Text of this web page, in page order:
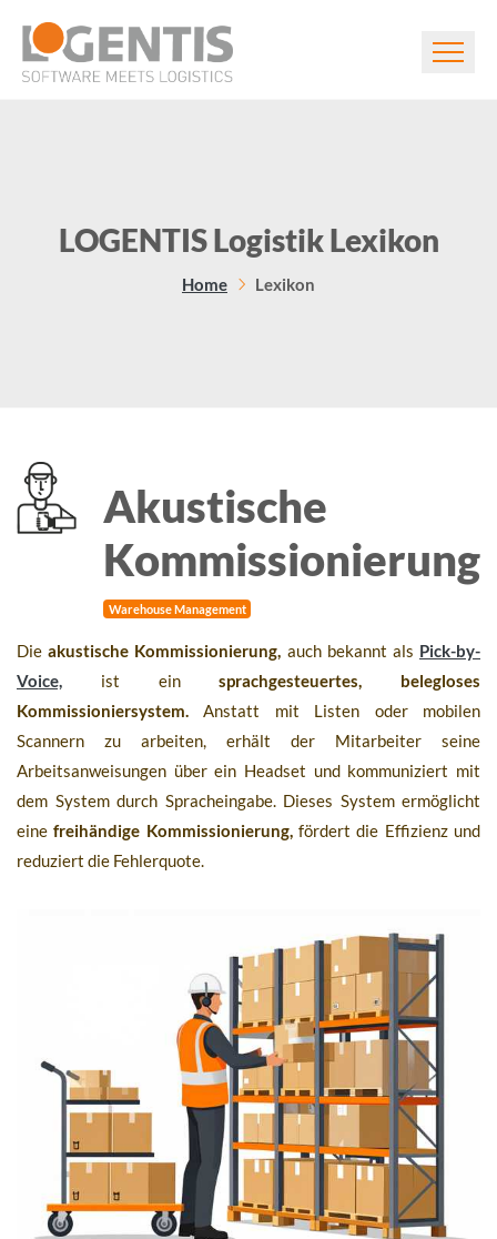
LOGENTIS Logistik Lexikon
Home Lexikon
Akustische
Kommissionierung
Warehouse Management
Dieakustische Kommissionierung, auch bekannt als Pick-by-
Voice, ist einsprachgesteuertes, belegloses
Kommissioniersystem. Anstatt mit Listen oder mobilen
Scannern zu arbeiten, erhält der Mitarbeiter seine
Arbeitsanweisungen über ein Headset und kommuniziert mit
dem System durch Spracheingabe. Dieses System ermöglicht
einefreihändige Kommissionierung,fördert die Effizienz und
reduziert die Fehlerquote.